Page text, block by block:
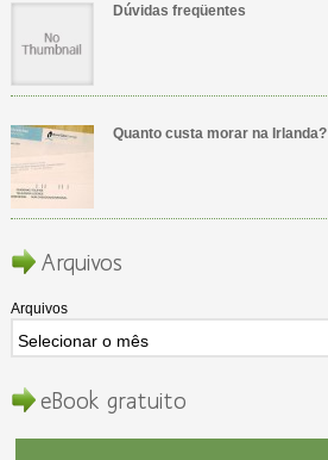
Dúvidas freqüentes
Quanto custa morar na Irlanda?
Arquivos
Arquivos
eBook gratuito